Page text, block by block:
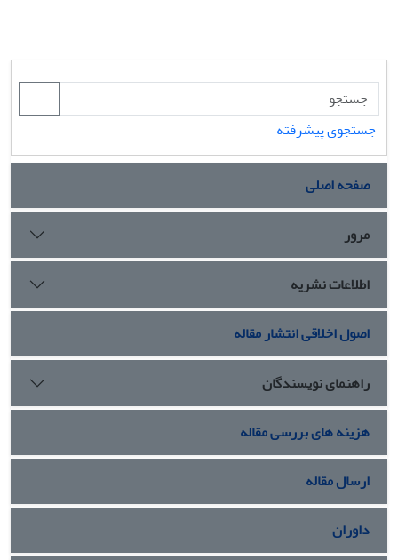
جستجوی پیشرفته
صفحه اصلی
مرور
اطلاعات نشریه
اصول اخلاقی انتشار مقاله
راهنمای نویسندگان
هزینه های بررسی مقاله
ارسال مقاله
داوران